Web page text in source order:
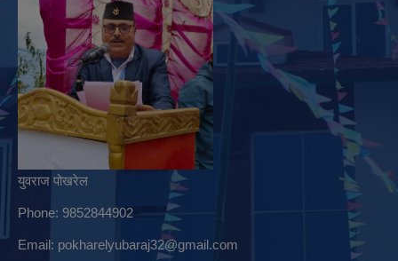
युवराज पोखरेल
Phone: 9852844902
Email: pokharelyubaraj32@gmail.com